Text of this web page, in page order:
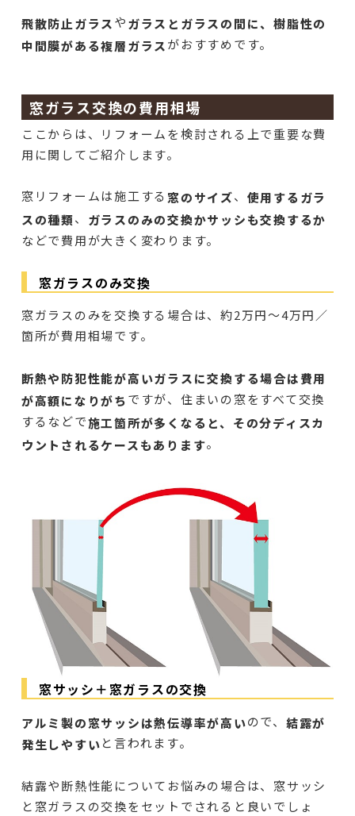
飛散防止ガラスやガラスとガラスの間に、樹脂性の
中間膜がある複層ガラスがおすすめです。
窓ガラス交換の費用相場
ここからは、リフォームを検討される上で重要な費
用に関してご紹介します。
窓リフォームは施工する 窓のサイズ、 使用するガラ
スの種類、 ガラスのみの交換かサッシも交換するか
などで費用が大きく変わります。
窓ガラスのみ交換
窓ガラスのみを交換する場合は、約2万円～4万円／
箇所が費用相場です。
断熱や防犯性能が高いガラスに交換する場合は費用
が高額になりがちですが、住まいの窓をすべて交換
するなどで施工箇所が多くなると、その分ディスカ
ウントされるケースもあります。
窓サッシ＋窓ガラスの交換
アルミ製の窓サッシは熱伝導率が高いので、 結露が
発生しやすいと言われます。
結露や断熱性能についてお悩みの場合は、窓サッシ
と窓ガラスの交換をセットでされると良いでしょ